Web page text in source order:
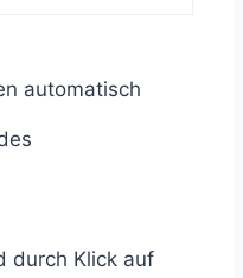
automatisch
durch Klick auf